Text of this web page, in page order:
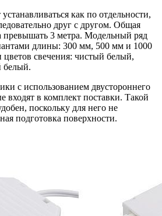
как по отдельности,
друг с другом. Общая
3 метра. Модельный ряд
длины: 300 мм, 500 мм и 1000
свечения: чистый белый,
белый.
с использованием двустороннего
входят в комплект поставки. Такой
поскольку для него не
подготовка поверхности.